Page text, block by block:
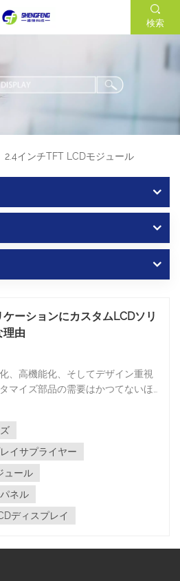
検索
2.4インチTFT LCDモジュール
ーションにカスタムLCDソリ
理由
、高機能化、そしてデザイン重視
マイズ部品の需要はかつてないほ
でも、 LCDモジュール 人間と機械
としてだけでなく、製品のパフォ
ィの中核部分としても重要な役割
では製造業と LCD製品のカスタ
ン、医療診断、コンシューマーエ
ホームデバイスなど、幅広い業界
の製品の技術的ニーズと美的ニー
ディスプレイソリューションを見
に注力しています。 カスタムLCD
。一方、カスタムLCDは、製品デ
イサプライヤー
ュール
ネル
ディスプレイ